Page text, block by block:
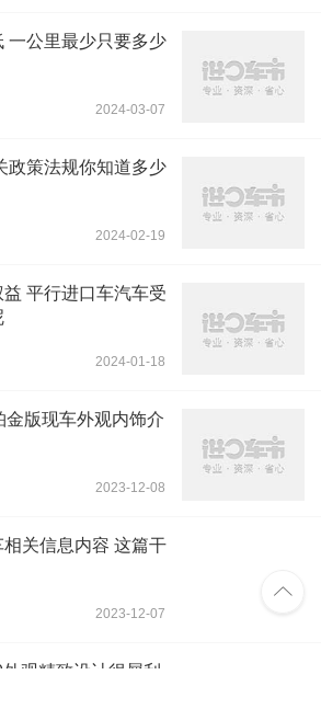
一公里最少只要多少
2024-03-07
政策法规你知道多少
2024-02-19
平行进口车汽车受
2024-01-18
版现车外观内饰介
2023-12-08
关信息内容 这篇干
2023-12-07
观精致设计很犀利
